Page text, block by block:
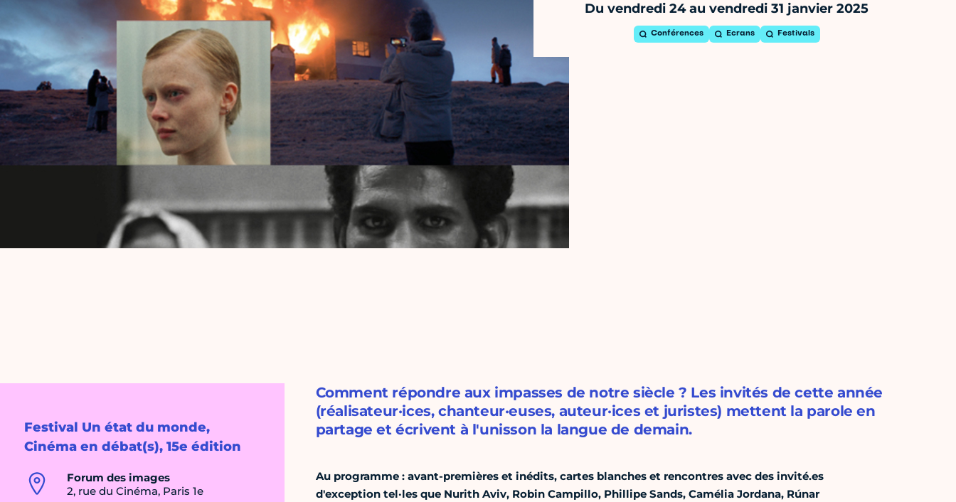
Du vendredi 24 au vendredi 31 janvier 2025
Conférences Ecrans Festivals
Festival Un état du monde,
Cinéma en débat(s), 15e édition
Forum des images
2, rue du Cinéma, Paris 1e
Comment répondre aux impasses de notre siècle ? Les invités de cette année
(réalisateur·ices, chanteur·euses, auteur·ices et juristes) mettent la parole en
partage et écrivent à l'unisson la langue de demain.
Au programme : avant-premières et inédits, cartes blanches et rencontres avec des invité.es
d'exception tel·les que Nurith Aviv, Robin Campillo, Phillipe Sands, Camélia Jordana, Rúnar